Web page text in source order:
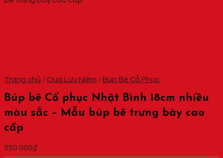
Trang chủ /Quà Lưu Niệm /Búp Bê Cổ Phục
Búp bê Cổ phục Nhật Bình 18cm nhiều
màu sắc – Mẫu búp bê trưng bày cao
cấp
550.000₫